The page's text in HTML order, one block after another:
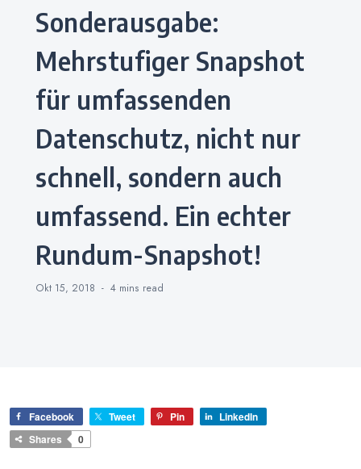
Sonderausgabe:
Mehrstufiger Snapshot
für umfassenden
Datenschutz, nicht nur
schnell, sondern auch
umfassend. Ein echter
Rundum-Snapshot!
Okt 15, 2018 4 mins read
Facebook Tweet Pin
LinkedIn
Shares
0